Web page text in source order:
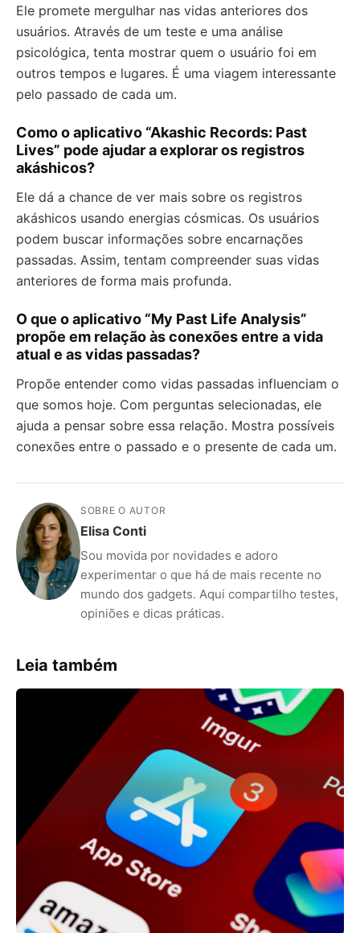
Ele promete mergulhar nas vidas anteriores dos
usuários. Através de um teste e uma análise
psicológica, tenta mostrar quem o usuário foi em
outros tempos e lugares. É uma viagem interessante
pelo passado de cada um.
Como o aplicativo “Akashic Records: Past
Lives” pode ajudar a explorar os registros
akáshicos?
Ele dá a chance de ver mais sobre os registros
akáshicos usando energias cósmicas. Os usuários
podem buscar informações sobre encarnações
passadas. Assim, tentam compreender suas vidas
anteriores de forma mais profunda.
O que o aplicativo “My Past Life Analysis”
propõe em relação às conexões entre a vida
atual e as vidas passadas?
Propõe entender como vidas passadas influenciam o
que somos hoje. Com perguntas selecionadas, ele
ajuda a pensar sobre essa relação. Mostra possíveis
conexões entre o passado e o presente de cada um.
SOBRE O AUTOR
Elisa Conti
Sou movida por novidades e adoro
experimentar o que há de mais recente no
mundo dos gadgets. Aqui compartilho testes,
opiniões e dicas práticas.
Leia também